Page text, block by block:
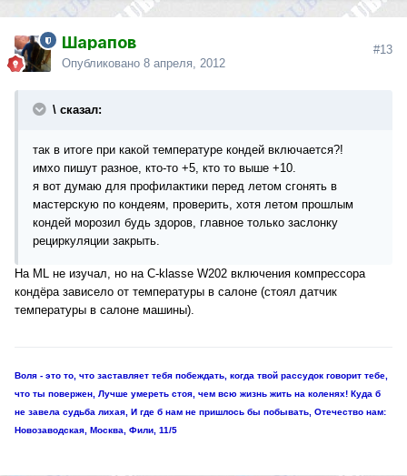
Шарапов
Опубликовано 8 апреля, 2012
#13
\ сказал:
так в итоге при какой температуре кондей включается?!
имхо пишут разное, кто-то +5, кто то выше +10.
я вот думаю для профилактики перед летом сгонять в
мастерскую по кондеям, проверить, хотя летом прошлым
кондей морозил будь здоров, главное только заслонку
рециркуляции закрыть.
На ML не изучал, но на C-klasse W202 включения компрессора
кондёра зависело от температуры в салоне (стоял датчик
температуры в салоне машины).
Воля - это то, что заставляет тебя побеждать, когда твой рассудок говорит тебе,
что ты повержен, Лучше умереть стоя, чем всю жизнь жить на коленях! Куда б
не завела судьба лихая, И где б нам не пришлось бы побывать, Отечество нам:
Новозаводская, Москва, Фили, 11/5